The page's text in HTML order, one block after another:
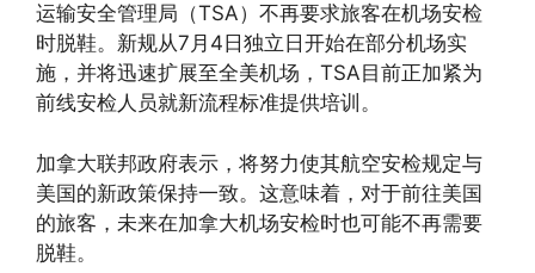
运输安全管理局（TSA）不再要求旅客在机场安检
时脱鞋。新规从7月4日独立日开始在部分机场实
施，并将迅速扩展至全美机场，TSA目前正加紧为
前线安检人员就新流程标准提供培训。
加拿大联邦政府表示，将努力使其航空安检规定与
美国的新政策保持一致。这意味着，对于前往美国
的旅客，未来在加拿大机场安检时也可能不再需要
脱鞋。